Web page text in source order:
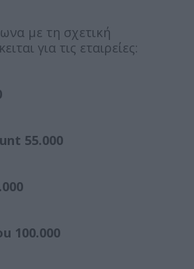
με τη σχετική
για τις εταιρείες:
55.000
100.000